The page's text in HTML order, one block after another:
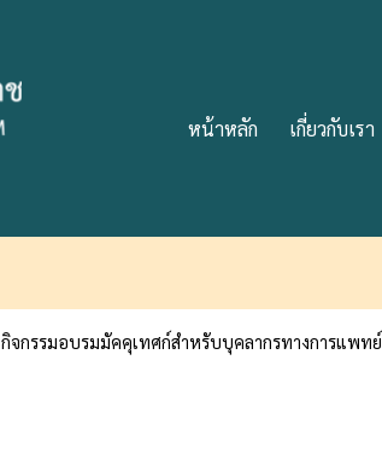
หน้าหลัก เกี่ยวกับเรา
กิจกรรมอบรมมัคคุเทศก์สำหรับบุคลากรทางการแพทย์